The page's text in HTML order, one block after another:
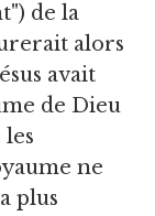
de la
alors
avait
de Dieu
ne
plus